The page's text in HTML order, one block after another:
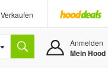
Verkaufen
Anmelden
Mein Hood